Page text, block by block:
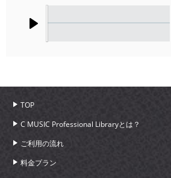
TOP
C MUSIC Professional Libraryとは？
ご利用の流れ
料金プラン